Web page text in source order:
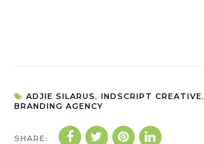
ADJIE SILARUS, INDSCRIPT CREATIVE,
BRANDING AGENCY
SHARE: